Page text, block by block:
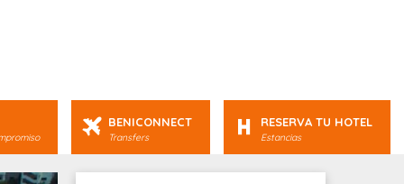
BENICONNECT
Transfers
RESERVA TU HOTEL
Estancias